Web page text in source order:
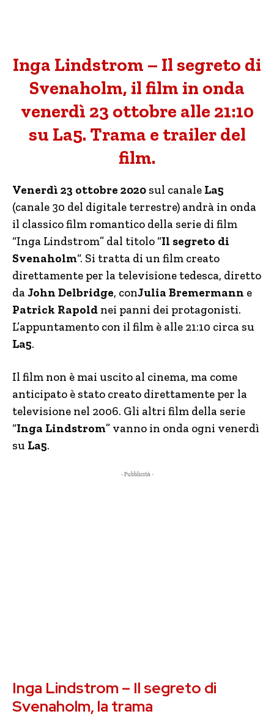
Inga Lindstrom – Il segreto di
Svenaholm, il film in onda
venerdì 23 ottobre alle 21:10
su La5. Trama e trailer del
film.
Venerdì 23 ottobre 2020 sul canale La5
(canale 30 del digitale terrestre) andrà in onda
il classico film romantico della serie di film
“Inga Lindstrom” dal titolo “Il segreto di
Svenaholm“. Si tratta di un film creato
direttamente per la televisione tedesca, diretto
daJohn Delbridge, conJulia Bremermann e
Patrick Rapold nei panni dei protagonisti.
L’appuntamento con il film è alle 21:10 circa su
La5.
Il film non è mai uscito al cinema, ma come
anticipato è stato creato direttamente per la
televisione nel 2006. Gli altri film della serie
“Inga Lindstrom” vanno in onda ogni venerdì
su La5.
- Pubblicità -
Inga Lindstrom – Il segreto di
Svenaholm, la trama